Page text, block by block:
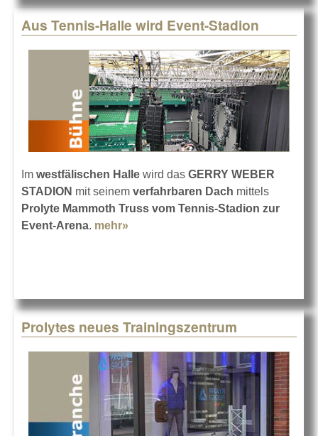
Uni
Aus Tennis-Halle wird Event-Stadion
Im westfälischen Halle wird das GERRY WEBER
STADION mit seinem verfahrbaren Dach mittels
Prolyte Mammoth Truss vom Tennis-Stadion zur
Event-Arena. mehr»
Prolytes neues Trainingszentrum